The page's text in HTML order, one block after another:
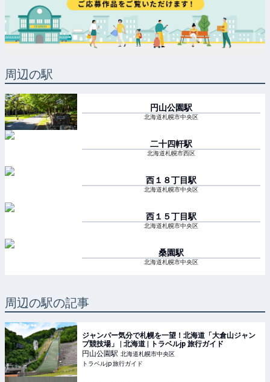
周辺の駅
円山公園駅
北海道札幌市中央区
二十四軒駅
北海道札幌市西区
西１８丁目駅
北海道札幌市中央区
西１５丁目駅
北海道札幌市中央区
桑園駅
北海道札幌市中央区
周辺の駅の記事
ジャンパー気分で札幌を一望！北海道「大倉山ジャン
プ競技場」 | 北海道 | トラベルjp 旅行ガイド
円山公園駅 北海道札幌市中央区
トラベルjp 旅行ガイド